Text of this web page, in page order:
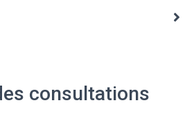
consultations